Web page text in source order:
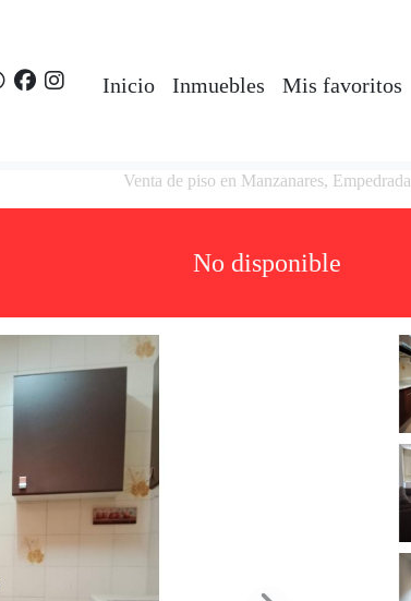
Inicio Inmuebles Mis favoritos
Venta de piso en Manzanares, Empedrada
No disponible